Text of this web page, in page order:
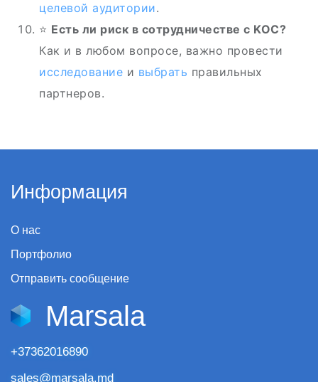
целевой аудитории.
⭐ Есть ли риск в сотрудничестве с KOC?
Как и в любом вопросе, важно провести
исследование и выбрать правильных
партнеров.
Информация
О нас
Портфолио
Отправить сообщение
Marsala
+37362016890
sales@marsala.md